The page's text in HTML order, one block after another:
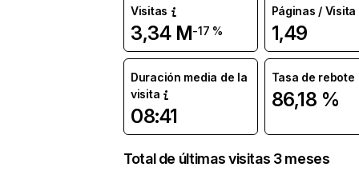
Visitas
3,34 M-17 %
Páginas / Visita
1,49
Duración media de la
visita
08:41
Tasa de rebote
86,18 %
Total de últimas visitas 3 meses